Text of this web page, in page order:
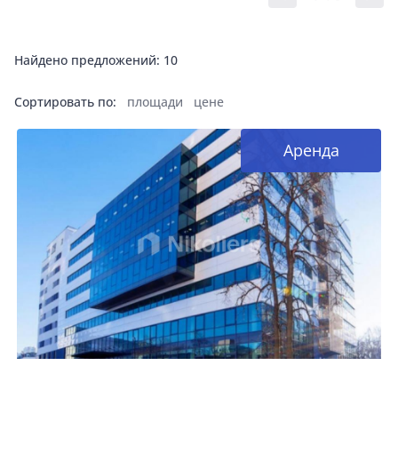
Найдено предложений: 10
Сортировать по: площади цене
Аренда